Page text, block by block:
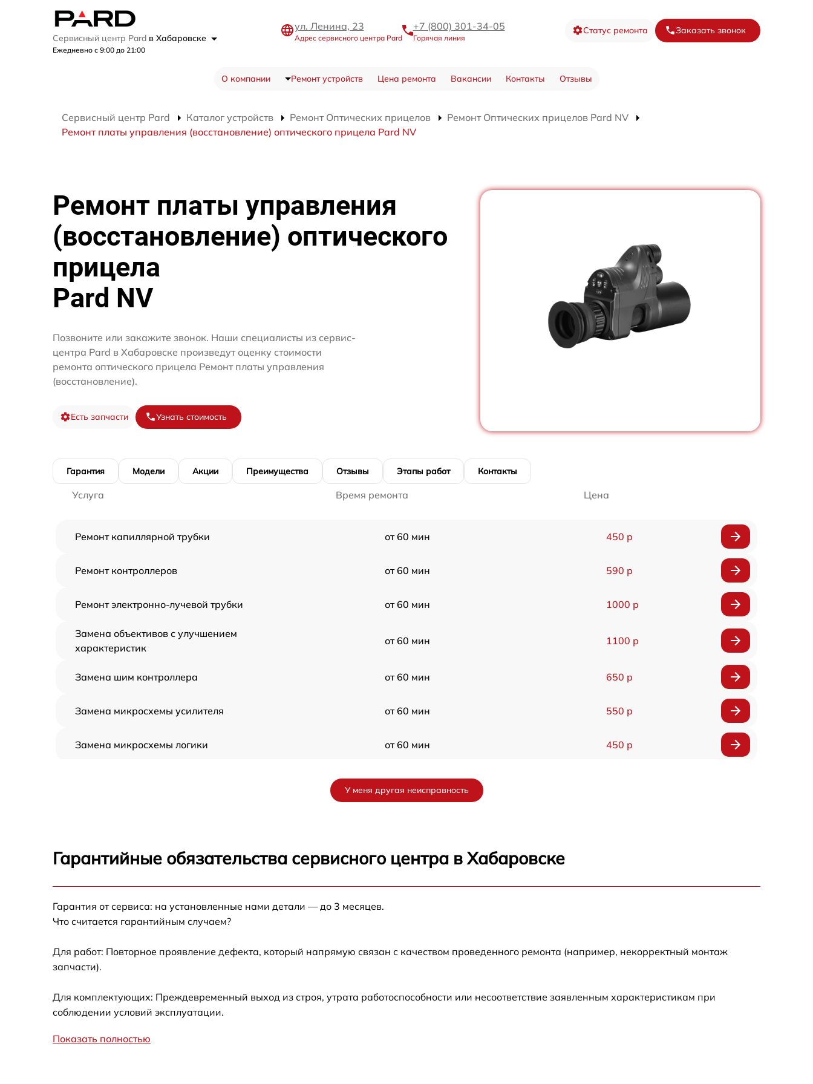
Сервисный центр Pard в Хабаровске
Ежедневно с 9:00 до 21:00
ул. Ленина, 23
Адрес сервисного центра Pard
+7 (800) 301-34-05
Горячая линия
Статус ремонта Заказать звонок
О компании Ремонт устройств Цена ремонта Вакансии Контакты Отзывы
Сервисный центр Pard Каталог устройств Ремонт Оптических прицелов
Ремонт Оптических прицелов Pard NV
Ремонт платы управления (восстановление) оптического прицела Pard NV
Ремонт платы управления
(восстановление) оптического
прицела
Pard NV
Позвоните или закажите звонок. Наши специалисты из сервис-
центра Pard в Хабаровске произведут оценку стоимости
ремонта оптического прицела Ремонт платы управления
(восстановление).
Есть запчасти Узнать стоимость
Гарантия Модели Акции Преимущества Отзывы Этапы работ Контакты
Услуга Время ремонта Цена
Ремонт капиллярной трубки от 60 мин 450 р
Ремонт контроллеров от 60 мин 590 р
Ремонт электронно-лучевой трубки от 60 мин 1000 р
Замена объективов с улучшением
характеристик
от 60 мин 1100 р
Замена шим контроллера от 60 мин 650 р
Замена микросхемы усилителя от 60 мин 550 р
Замена микросхемы логики от 60 мин 450 р
от 60 мин
Калибровка и настройка тепловизора
Ремонт датчика синхроимпульсов от 60 мин 1550 р
Ремонт оптики
Восстановление питания от 60 мин 650 р
Замена корпуса
У меня другая неисправность
Гарантийные обязательства сервисного центра в Хабаровске
Гарантия от сервиса: на установленные нами детали — до 3 месяцев.
Что считается гарантийным случаем?
Для работ: Повторное проявление дефекта, который напрямую связан с качеством проведенного ремонта (например, некорректный монтаж
запчасти).
Для комплектующих: Преждевременный выход из строя, утрата работоспособности или несоответствие заявленным характеристикам при
соблюдении условий эксплуатации.
Показать полностью